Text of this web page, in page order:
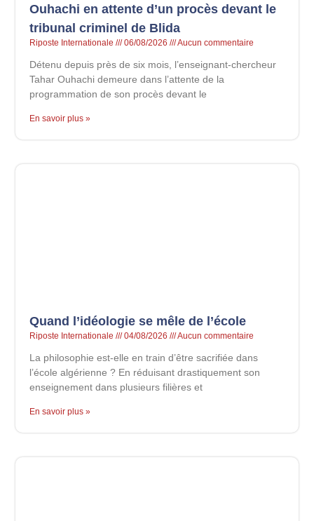
Ouhachi en attente d’un procès devant le
tribunal criminel de Blida
Riposte Internationale 06/08/2026 Aucun commentaire
Détenu depuis près de six mois, l’enseignant-chercheur
Tahar Ouhachi demeure dans l’attente de la
programmation de son procès devant le
En savoir plus »
Quand l’idéologie se mêle de l’école
Riposte Internationale 04/08/2026 Aucun commentaire
La philosophie est-elle en train d’être sacrifiée dans
l’école algérienne ? En réduisant drastiquement son
enseignement dans plusieurs filières et
En savoir plus »